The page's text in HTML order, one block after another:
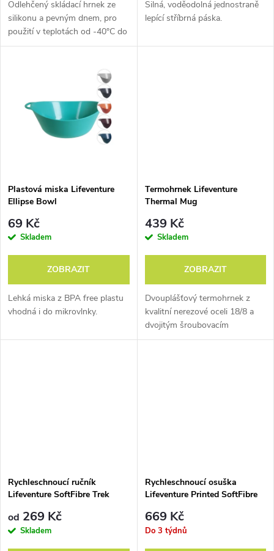
Zámky na
cennosti
chráněné před
vlhkem. Na
Když vyrazíte do
musíte se na
své věci
spolehnout
proto se
Lifeventure
vyrábí přímo v
Ze stejné rodiny
Pomocná ruka na
cestách
Sbalit se do batohu a zmizet ve světě. To kromě zážitků vždycky
přináší i trochu toho nepohodlí. Každopádněpadesátičlenný tým
, který sídlí v britském Berkshire, vymýšlí
takové věci, které právě pomáhají, abyste se i na konci světa cítili
u
d
u
Odlehčený skládací hrnek ze
silikonu a pevným dnem, pro
použití v teplotách od -40°C do
230°C
Silná, voděodolná jednostraně
lepící stříbrná páska.
Plastová miska Lifeventure
Ellipse Bowl
69 Kč
Skladem
ZOBRAZIT
Lehká miska z BPA free plastu
vhodná i do mikrovlnky.
Termohrnek Lifeventure
Thermal Mug
439 Kč
Skladem
ZOBRAZIT
Dvouplášťový termohrnek z
kvalitní nerezové oceli 18/8 a
dvojitým šroubovacím
uzávěrem.
Rychleschnoucí ručník
Lifeventure SoftFibre Trek
od 269 Kč
Skladem
Rychleschnoucí osuška
Lifeventure Printed SoftFibre
669 Kč
Do 3 týdnů